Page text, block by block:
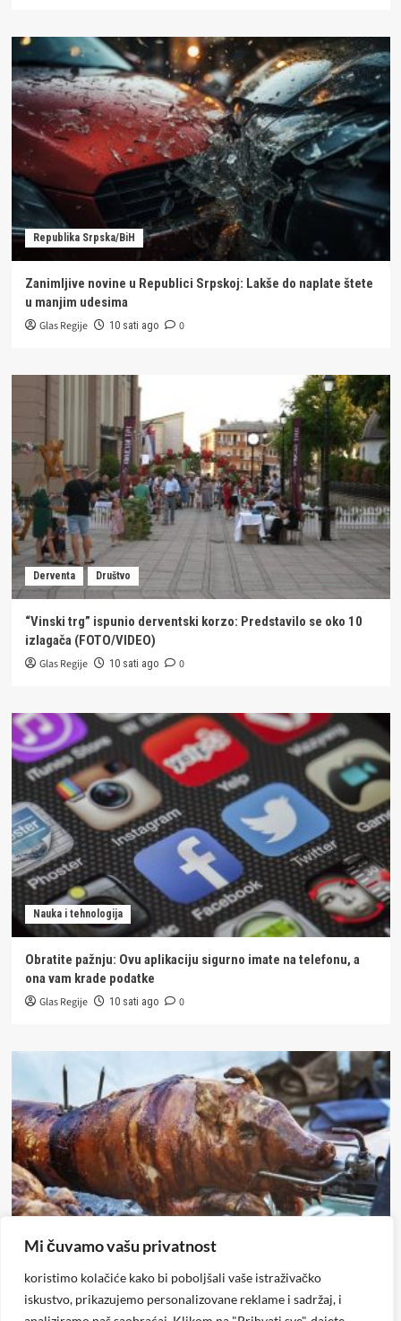
Mi čuvamo vašu privatnost
koristimo kolačiće kako bi poboljšali vaše istraživačko
iskustvo, prikazujemo personalizovane reklame i sadržaj, i
Republika Srpska/BiH
Zanimljive novine u Republici Srpskoj: Lakše do naplate štete
u manjim udesima
Glas Regije 10 sati ago 0
Derventa Društvo
“Vinski trg” ispunio derventski korzo: Predstavilo se oko 10
izlagača (FOTO/VIDEO)
Glas Regije 10 sati ago 0
Nauka i tehnologija
Obratite pažnju: Ovu aplikaciju sigurno imate na telefonu, a
ona vam krade podatke
Glas Regije 10 sati ago 0
Republika Srpska/BiH
PRASE NIKAD JEFTINIJE: Cijene pale na ovogodišnje dno, za
100 KM možete imati glavnu zvijezdu trpeze